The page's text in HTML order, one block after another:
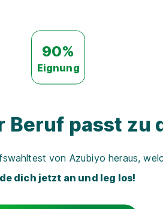
90%
Eignung
Beruf passt zu
von Azubiyo heraus,
dich jetzt an und leg los!